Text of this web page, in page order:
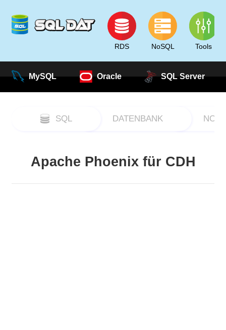
RDS NoSQL Tools
MySQL Oracle SQL Server
SQL DATENBANK
Apache Phoenix für CDH